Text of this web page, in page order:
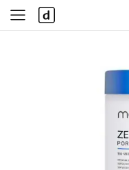
사
이
다
나
와